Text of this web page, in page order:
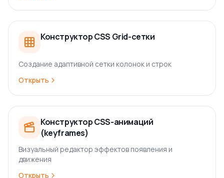
Конструктор CSS Grid-сетки
Создание адаптивной сетки колонок и строк
Открыть
Конструктор CSS-анимаций
(keyframes)
Визуальный редактор эффектов появления и
движения
Открыть